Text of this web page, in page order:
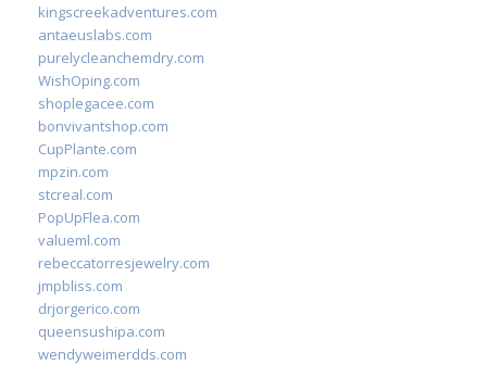
kingscreekadventures.com
antaeuslabs.com
purelycleanchemdry.com
WishOping.com
shoplegacee.com
bonvivantshop.com
CupPlante.com
mpzin.com
stcreal.com
PopUpFlea.com
valueml.com
rebeccatorresjewelry.com
jmpbliss.com
drjorgerico.com
queensushipa.com
wendyweimerdds.com